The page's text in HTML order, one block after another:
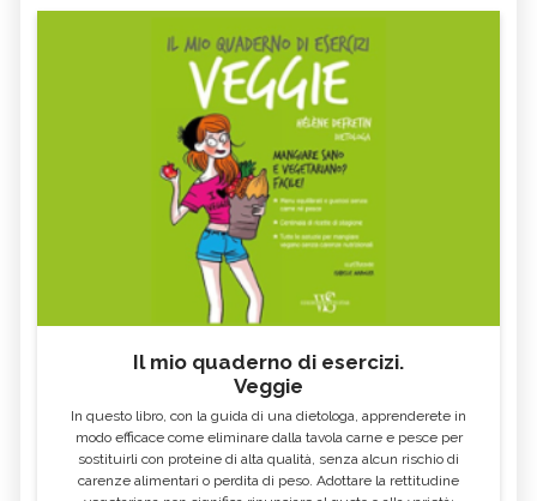
Il mio quaderno di esercizi.
Veggie
In questo libro, con la guida di una dietologa, apprenderete in
modo efficace come eliminare dalla tavola carne e pesce per
sostituirli con proteine di alta qualità, senza alcun rischio di
carenze alimentari o perdita di peso. Adottare la rettitudine